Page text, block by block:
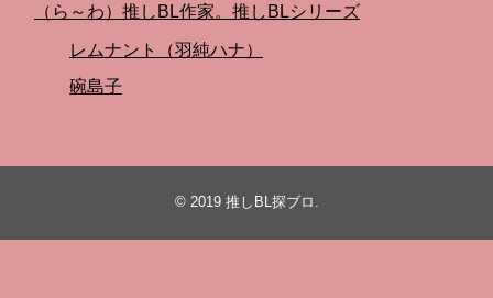
（ら～わ）推しBL作家。推しBLシリーズ
レムナント（羽純ハナ）
碗島子
© 2019 推しBL探ブロ